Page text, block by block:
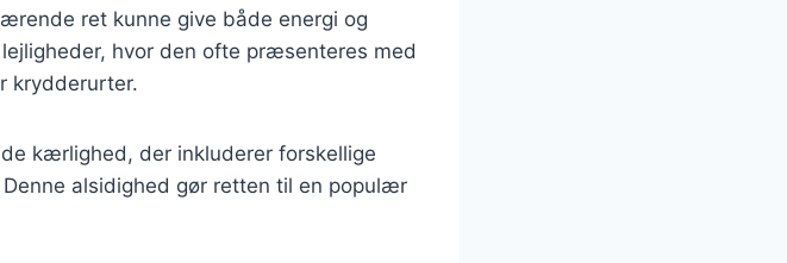
ret kunne give både energi og
hvor den ofte præsenteres med
krydderurter.
kærlighed, der inkluderer forskellige
alsidighed gør retten til en populær